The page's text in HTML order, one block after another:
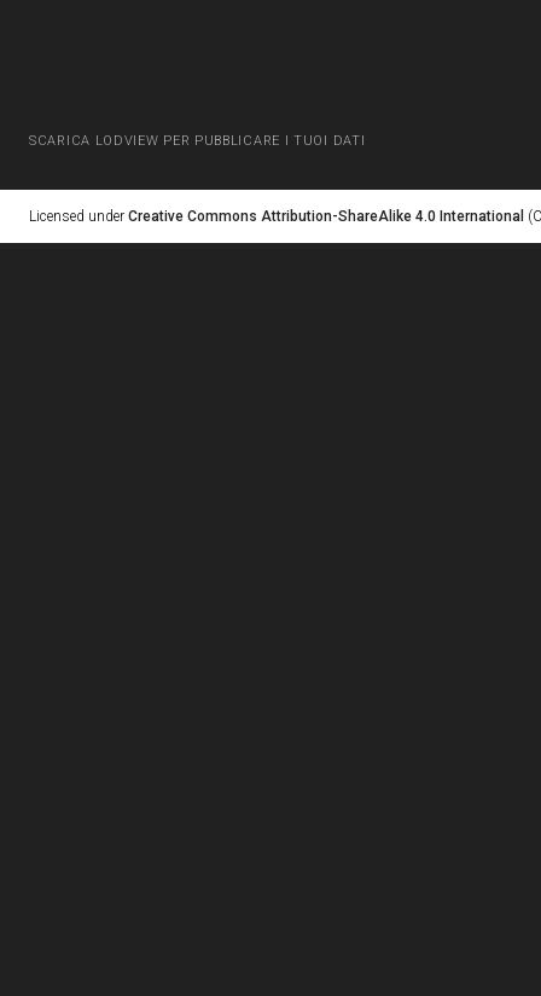
SCARICA LODVIEW PER PUBBLICARE I TUOI DATI
Licensed under Creative Commons Attribution-ShareAlike 4.0 International